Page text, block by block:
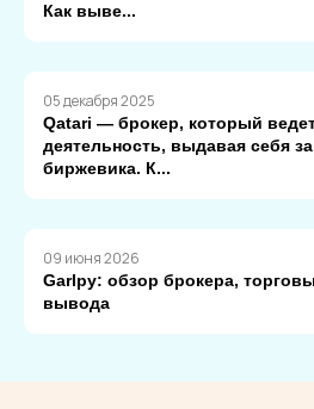
Как выве...
05 декабря 2025
Qatari — брокер, который
деятельность, выдавая себя
биржевика. К...
09 июня 2026
Garlpy: обзор брокера,
вывода